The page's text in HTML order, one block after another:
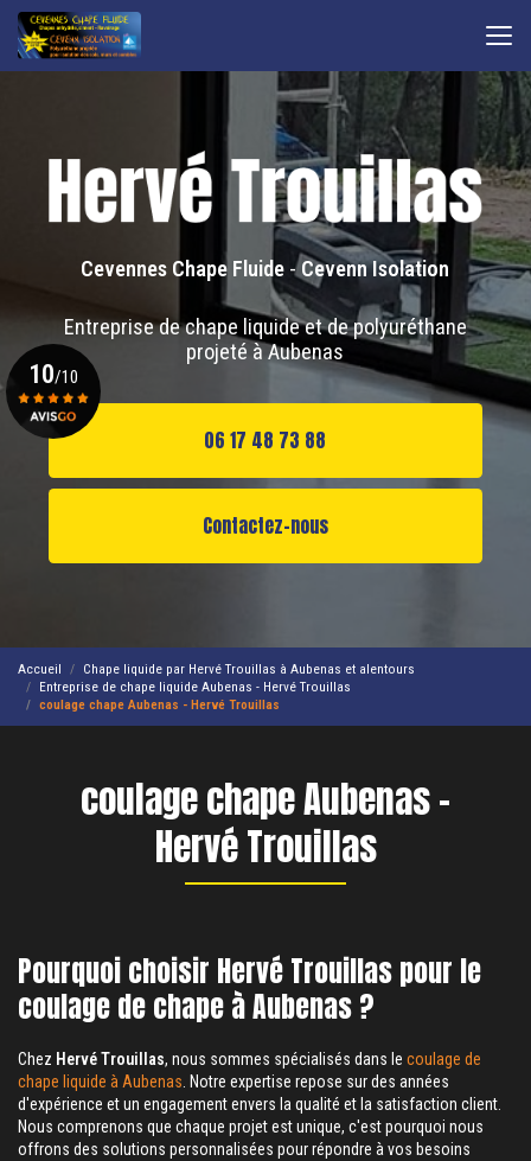
Aller
contenu
Cevennes Chape Fluide -Cevenn Isolation
Entreprise de chape liquide et de polyuréthane
projeté à Aubenas
06 17 48 73 88
Contactez-nous
10/10
Accueil
Chape liquide par Hervé Trouillas à Aubenas et alentours
Entreprise de chape liquide Aubenas - Hervé Trouillas
coulage chape Aubenas - Hervé Trouillas
coulage chape Aubenas -
Hervé Trouillas
Pourquoi choisir Hervé Trouillas pour le
coulage de chape à Aubenas ?
Chez Hervé Trouillas, nous sommes spécialisés dans le coulage de
chape liquide à Aubenas . Notre expertise repose sur des années
d'expérience et un engagement envers la qualité et la satisfaction client.
Nous comprenons que chaque projet est unique, c'est pourquoi nous
offrons des solutions personnalisées pour répondre à vos besoins